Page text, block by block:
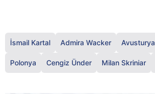
İsmail Kartal Admira Wacker Avusturya
Polonya Cengiz Ünder Milan Skriniar